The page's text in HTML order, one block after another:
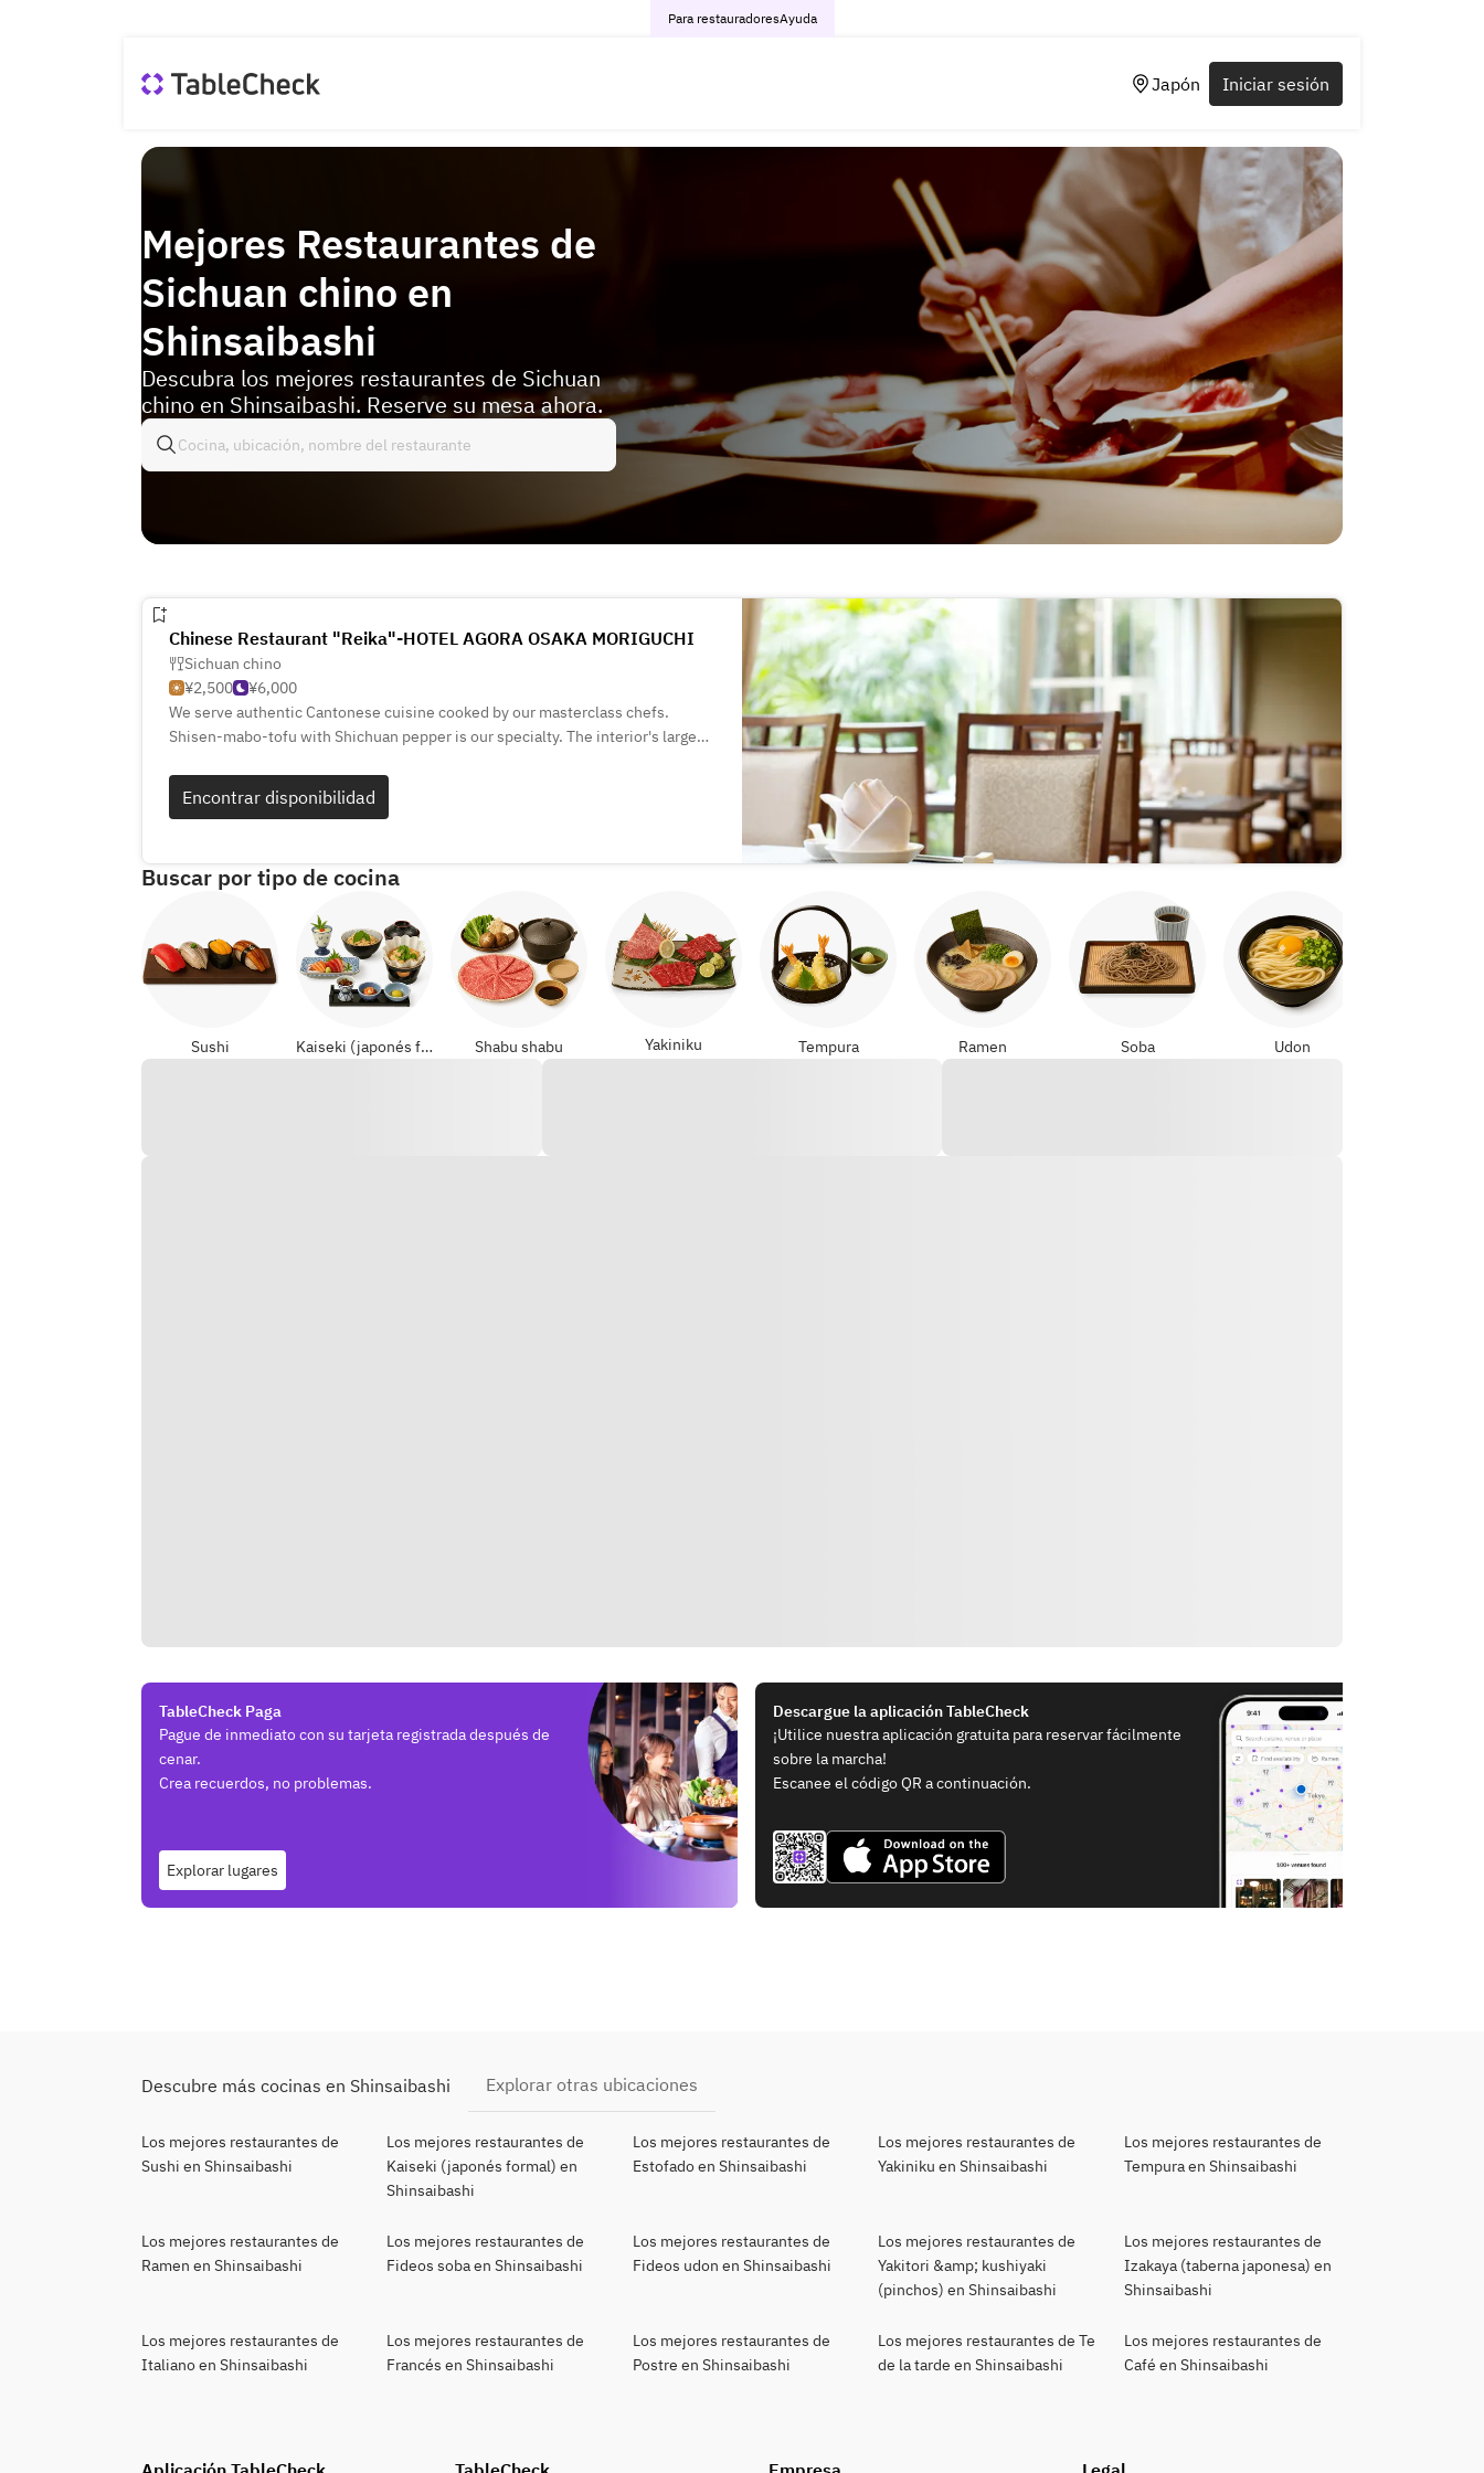
Para restauradoresAyuda
Japón Iniciar sesión
Mejores Restaurantes de
Sichuan chino en
Shinsaibashi
Descubra los mejores restaurantes de Sichuan
chino en Shinsaibashi. Reserve su mesa ahora.
Chinese Restaurant "Reika"-HOTEL AGORA OSAKA MORIGUCHI
Sichuan chino
¥2,500
¥6,000
We serve authentic Cantonese cuisine cooked by our masterclass chefs.
Shisen-mabo-tofu with Shichuan pepper is our specialty. The interior's large
beautiful food whilst looking out onto the courtyard. We also have private
rooms with round tables suited for parties and meetings. Family with children
Encontrar disponibilidad
Buscar por tipo de cocina
Sushi Kaiseki (japonés formal) Shabu shabu Yakiniku Tempura Ramen Soba Udon
TableCheck Paga
Pague de inmediato con su tarjeta registrada después de
cenar.
Crea recuerdos, no problemas.
Explorar lugares
Descargue la aplicación TableCheck
¡Utilice nuestra aplicación gratuita para reservar fácilmente
sobre la marcha!
Escanee el código QR a continuación.
Descubre más cocinas en Shinsaibashi Explorar otras ubicaciones
Los mejores restaurantes de
Sushi en Shinsaibashi
Los mejores restaurantes de
Kaiseki (japonés formal) en
Shinsaibashi
Los mejores restaurantes de
Estofado en Shinsaibashi
Los mejores restaurantes de
Yakiniku en Shinsaibashi
Los mejores restaurantes de
Tempura en Shinsaibashi
Los mejores restaurantes de
Ramen en Shinsaibashi
Los mejores restaurantes de
Fideos soba en Shinsaibashi
Los mejores restaurantes de
Fideos udon en Shinsaibashi
Los mejores restaurantes de
Yakitori &amp; kushiyaki
(pinchos) en Shinsaibashi
Los mejores restaurantes de
Izakaya (taberna japonesa) en
Shinsaibashi
Los mejores restaurantes de
Italiano en Shinsaibashi
Los mejores restaurantes de
Francés en Shinsaibashi
Los mejores restaurantes de
Postre en Shinsaibashi
Los mejores restaurantes de Te
de la tarde en Shinsaibashi
Los mejores restaurantes de
Café en Shinsaibashi